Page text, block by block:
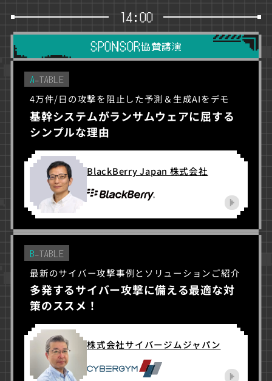
14:00
SPONSOR協賛講演
A-TABLE
4万件/日の攻撃を阻止した予測＆生成AIをデモ
基幹システムがランサムウェアに屈する
シンプルな理由
BlackBerry Japan 株式会社
B-TABLE
最新のサイバー攻撃事例とソリューションご紹介
多発するサイバー攻撃に備える最適な対
策のススメ！
株式会社サイバージムジャパン